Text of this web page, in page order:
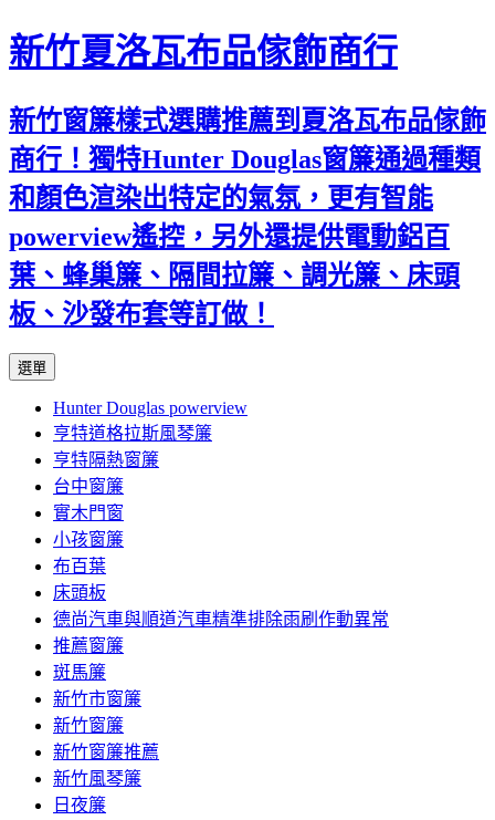
新竹夏洛瓦布品傢飾商行
新竹窗簾樣式選購推薦到夏洛瓦布品傢飾
商行！獨特Hunter Douglas窗簾通過種類
和顏色渲染出特定的氣氛，更有智能
powerview遙控，另外還提供電動鋁百
葉、蜂巢簾、隔間拉簾、調光簾、床頭
板、沙發布套等訂做！
選單
內
容
Hunter Douglas powerview
亨特道格拉斯風琴簾
亨特隔熱窗簾
台中窗簾
實木門窗
小孩窗簾
布百葉
床頭板
德尚汽車與順道汽車精準排除雨刷作動異常
推薦窗簾
斑馬簾
新竹市窗簾
新竹窗簾
新竹窗簾推薦
新竹風琴簾
日夜簾